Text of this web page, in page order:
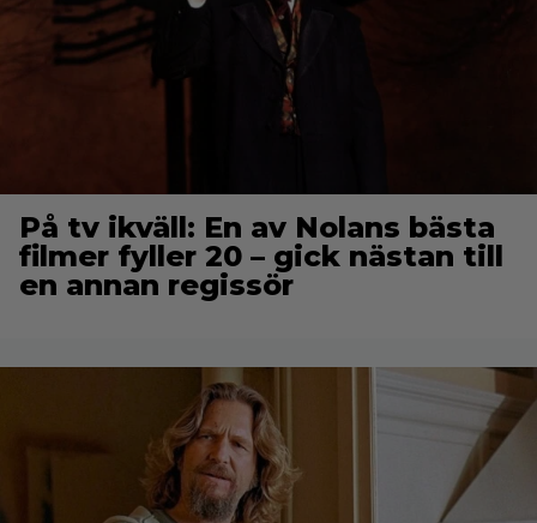
På tv ikväll: En av Nolans bästa
filmer fyller 20 – gick nästan till
en annan regissör